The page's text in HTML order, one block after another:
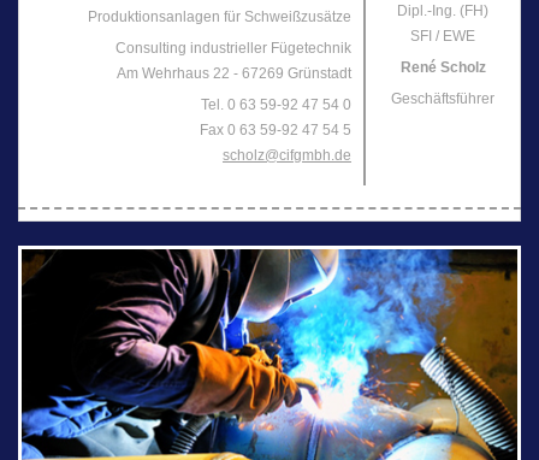
Produktionsanlagen für Schweißzusätze
Consulting industrieller Fügetechnik
Am Wehrhaus 22 - 67269 Grünstadt
Tel. 0 63 59-92 47 54 0
Fax 0 63 59-92 47 54 5
scholz@cifgmbh.de
Dipl.-Ing. (FH)
SFI / EWE
René Scholz
Geschäftsführer